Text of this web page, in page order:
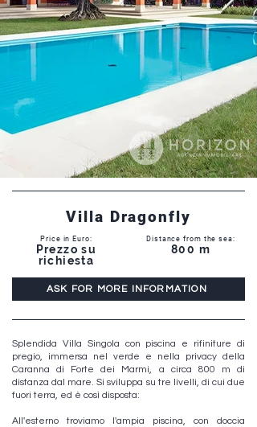
Villa Dragonfly
Price in Euro:
Prezzo su
richiesta
Distance from the sea:
800 m
ASK FOR MORE INFORMATION
Splendida Villa Singola con piscina e rifiniture di
pregio, immersa nel verde e nella privacy della
Caranna di Forte dei Marmi, a circa 800 m di
distanza dal mare. Si sviluppa su tre livelli, di cui due
fuori terra, ed è così disposta:
All'esterno troviamo l'ampia piscina, con doccia